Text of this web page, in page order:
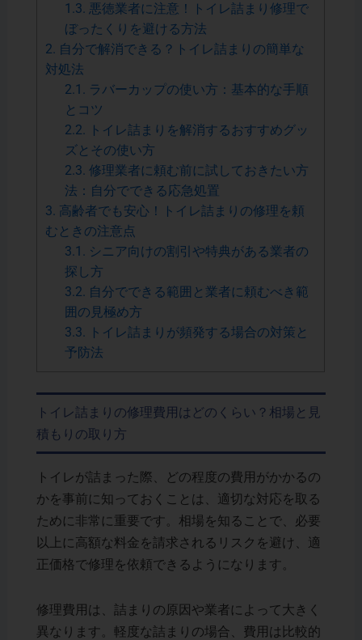
1.3. 悪徳業者に注意！トイレ詰まり修理で
ぼったくりを避ける方法
2. 自分で解消できる？トイレ詰まりの簡単な
対処法
2.1. ラバーカップの使い方：基本的な手順
とコツ
2.2. トイレ詰まりを解消するおすすめグッ
ズとその使い方
2.3. 修理業者に頼む前に試しておきたい方
法：自分でできる応急処置
3. 高齢者でも安心！トイレ詰まりの修理を頼
むときの注意点
3.1. シニア向けの割引や特典がある業者の
探し方
3.2. 自分でできる範囲と業者に頼むべき範
囲の見極め方
3.3. トイレ詰まりが頻発する場合の対策と
予防法
トイレ詰まりの修理費用はどのくらい？相場と見
積もりの取り方
トイレが詰まった際、どの程度の費用がかかるの
かを事前に知っておくことは、適切な対応を取る
ために非常に重要です。相場を知ることで、必要
以上に高額な料金を請求されるリスクを避け、適
正価格で修理を依頼できるようになります。
修理費用は、詰まりの原因や業者によって大きく
異なります。軽度な詰まりの場合、費用は比較的